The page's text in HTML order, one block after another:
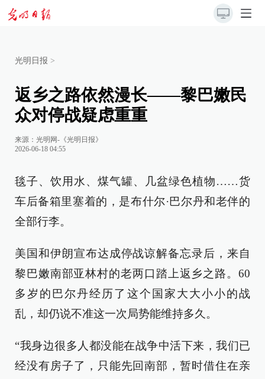
光明日报 >
返乡之路依然漫长——黎巴嫩民
众对停战疑虑重重
来源： 光明网-《光明日报》
2026-06-18 04:55
毯子、饮用水、煤气罐、几盆绿色植物……货
车后备箱里塞着的，是布什尔·巴尔丹和老伴的
全部行李。
美国和伊朗宣布达成停战谅解备忘录后，来自
黎巴嫩南部亚林村的老两口踏上返乡之路。60
多岁的巴尔丹经历了这个国家大大小小的战
乱，却仍说不准这一次局势能维持多久。
“我身边很多人都没能在战争中活下来，我们已
经没有房子了，只能先回南部，暂时借住在亲